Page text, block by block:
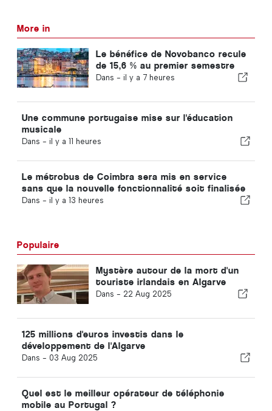
More in
Le bénéfice de Novobanco recule
de 15,6 % au premier semestre
Dans - il y a 7 heures
Une commune portugaise mise sur l'éducation
musicale
Dans - il y a 11 heures
Le métrobus de Coimbra sera mis en service
sans que la nouvelle fonctionnalité soit finalisée
Dans - il y a 13 heures
Populaire
Mystère autour de la mort d'un
touriste irlandais en Algarve
Dans - 22 Aug 2025
125 millions d'euros investis dans le
développement de l'Algarve
Dans - 03 Aug 2025
Quel est le meilleur opérateur de téléphonie
mobile au Portugal ?